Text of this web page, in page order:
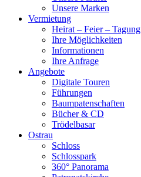
Unsere Marken
Vermietung
Heirat – Feier – Tagung
Ihre Möglichkeiten
Informationen
Ihre Anfrage
Angebote
Digitale Touren
Führungen
Baumpatenschaften
Bücher & CD
Trödelbasar
Ostrau
Schloss
Schlosspark
360° Panorama